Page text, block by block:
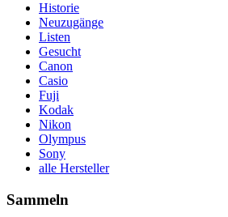
Historie
Neuzugänge
Listen
Gesucht
Canon
Casio
Fuji
Kodak
Nikon
Olympus
Sony
alle Hersteller
Sammeln